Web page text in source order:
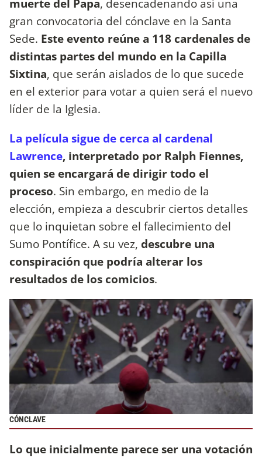
muerte del Papa, desencadenando así una
gran convocatoria del cónclave en la Santa
Sede. Este evento reúne a 118 cardenales de
distintas partes del mundo en la Capilla
Sixtina, que serán aislados de lo que sucede
en el exterior para votar a quien será el nuevo
líder de la Iglesia.
La película sigue de cerca al cardenal
Lawrence, interpretado por Ralph Fiennes,
quien se encargará de dirigir todo el
proceso. Sin embargo, en medio de la
elección, empieza a descubrir ciertos detalles
que lo inquietan sobre el fallecimiento del
Sumo Pontífice. A su vez, descubre una
conspiración que podría alterar los
resultados de los comicios.
CÓNCLAVE
Lo que inicialmente parece ser una votación